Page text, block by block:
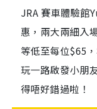
JRA 賽車體驗館
惠，兩大兩細入
等低至每位$65
玩一路啟發小朋
得唔好錯過啦！